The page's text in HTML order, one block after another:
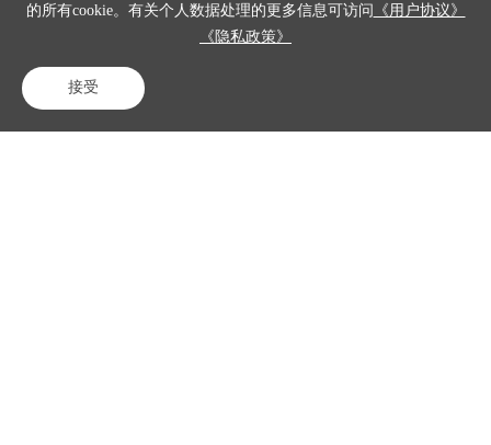
客户案例
资源中心
的所有cookie。有关个人数据处理的更多信息可访问 《用户协议》
《隐私政策》
接受
电话咨询